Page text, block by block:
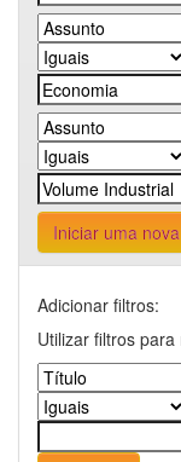
Iniciar uma
Adicionar filtros:
Utilizar filtros